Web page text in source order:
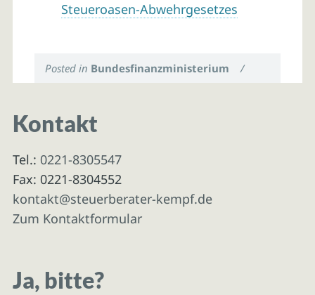
Steueroasen-Abwehrgesetzes
Posted in Bundesfinanzministerium /
Kontakt
Tel.: 0221-8305547
Fax: 0221-8304552
kontakt@steuerberater-kempf.de
Zum Kontaktformular
Ja, bitte?